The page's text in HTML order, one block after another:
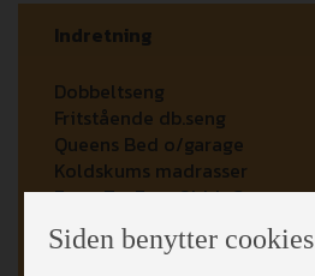
Indretning
Dobbeltseng
Fritstående db.seng
Queens Bed o/garage
Koldskums madrasser
Face-To-Face SiddeGruppe
Læderbetræk
Plissé i førerhus
Siden benytter cookies